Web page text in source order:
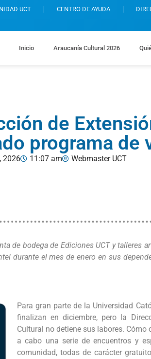
UCT CENTRO DE AYUDA
Inicio Araucanía Cultural 2026
de
programa de
2026 11:07 am Webmaster UCT
de bodega de Ediciones UCT y talleres
durante el mes de enero en sus
Para gran parte de la Universidad
finalizan en diciembre, pero la
Cultural no detiene sus labores.
a cabo una serie de encuentros y
comunidad, todas de carácter